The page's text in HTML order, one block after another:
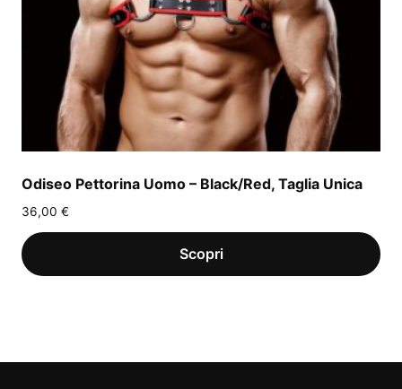
Odiseo Pettorina Uomo – Black/Red, Taglia Unica
36,00 €